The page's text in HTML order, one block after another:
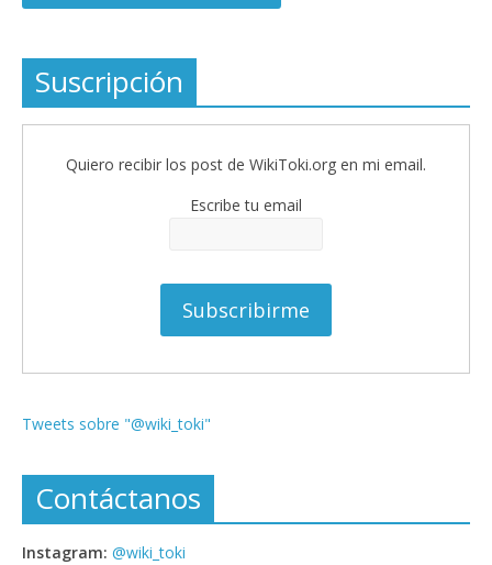
Suscripción
Quiero recibir los post de WikiToki.org en mi email.
Escribe tu email
Tweets sobre "@wiki_toki"
Contáctanos
Instagram: @wiki_toki